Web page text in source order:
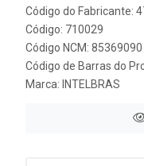
Código do Fabricante:
Código: 710029
Código NCM: 85369090
Código de Barras do
Marca: INTELBRAS